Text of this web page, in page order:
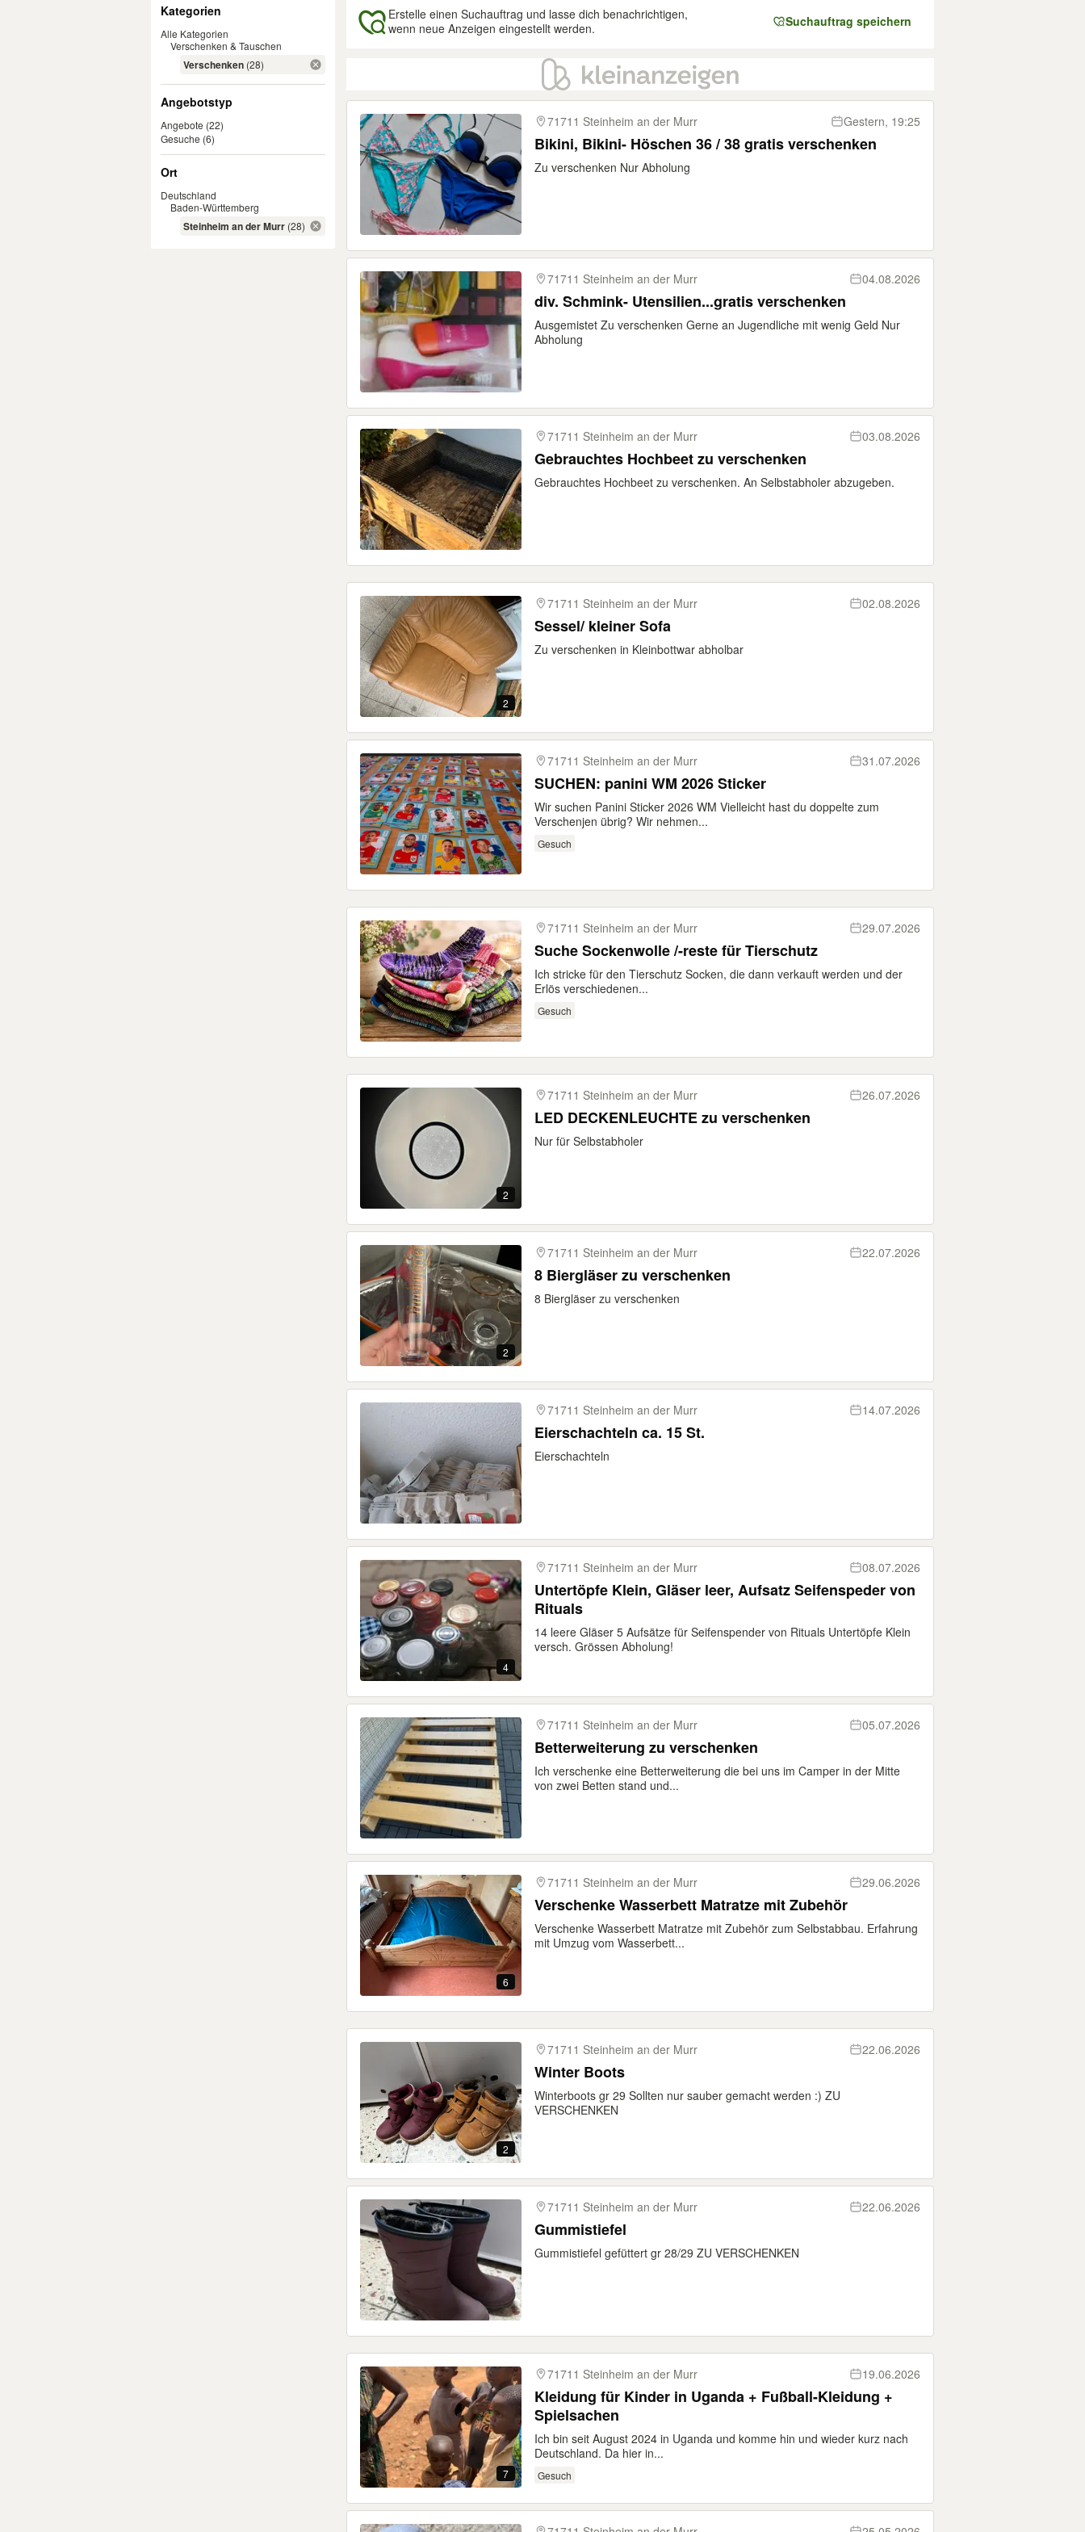
Kategorien
Alle Kategorien
Verschenken & Tauschen
Verschenken (28)
Angebotstyp
Angebote (22)
Gesuche (6)
Ort
Deutschland
Baden-Württemberg
Steinheim an der Murr (28)
Erstelle einen Suchauftrag und lasse dich benachrichtigen,
wenn neue Anzeigen eingestellt werden.
Suchauftrag speichern
Ergebnisse
71711 Steinheim an der Murr
Gestern, 19:25
Bikini, Bikini- Höschen 36 / 38 gratis verschenken
Zu verschenken Nur Abholung
71711 Steinheim an der Murr 04.08.2026
div. Schmink- Utensilien...gratis verschenken
Ausgemistet Zu verschenken Gerne an Jugendliche mit wenig Geld Nur
Abholung
71711 Steinheim an der Murr 03.08.2026
Gebrauchtes Hochbeet zu verschenken
Gebrauchtes Hochbeet zu verschenken. An Selbstabholer abzugeben.
2
71711 Steinheim an der Murr 02.08.2026
Sessel/ kleiner Sofa
Zu verschenken in Kleinbottwar abholbar
71711 Steinheim an der Murr 31.07.2026
SUCHEN: panini WM 2026 Sticker
Wir suchen Panini Sticker 2026 WM Vielleicht hast du doppelte zum
Verschenjen übrig? Wir nehmen...
Gesuch
71711 Steinheim an der Murr 29.07.2026
Suche Sockenwolle /-reste für Tierschutz
Ich stricke für den Tierschutz Socken, die dann verkauft werden und der
Erlös verschiedenen...
Gesuch
2
71711 Steinheim an der Murr 26.07.2026
LED DECKENLEUCHTE zu verschenken
Nur für Selbstabholer
2
71711 Steinheim an der Murr 22.07.2026
8 Biergläser zu verschenken
8 Biergläser zu verschenken
71711 Steinheim an der Murr 14.07.2026
Eierschachteln ca. 15 St.
Eierschachteln
4
71711 Steinheim an der Murr 08.07.2026
Untertöpfe Klein, Gläser leer, Aufsatz Seifenspeder von
Rituals
14 leere Gläser 5 Aufsätze für Seifenspender von Rituals Untertöpfe Klein
versch. Grössen Abholung!
71711 Steinheim an der Murr 05.07.2026
Betterweiterung zu verschenken
Ich verschenke eine Betterweiterung die bei uns im Camper in der Mitte
von zwei Betten stand und...
6
71711 Steinheim an der Murr 29.06.2026
Verschenke Wasserbett Matratze mit Zubehör
Verschenke Wasserbett Matratze mit Zubehör zum Selbstabbau. Erfahrung
mit Umzug vom Wasserbett...
2
71711 Steinheim an der Murr 22.06.2026
Winter Boots
Winterboots gr 29 Sollten nur sauber gemacht werden :) ZU
VERSCHENKEN
71711 Steinheim an der Murr 22.06.2026
Gummistiefel
Gummistiefel gefüttert gr 28/29 ZU VERSCHENKEN
7
71711 Steinheim an der Murr 19.06.2026
Kleidung für Kinder in Uganda + Fußball-Kleidung +
Spielsachen
Ich bin seit August 2024 in Uganda und komme hin und wieder kurz nach
Deutschland. Da hier in...
Gesuch